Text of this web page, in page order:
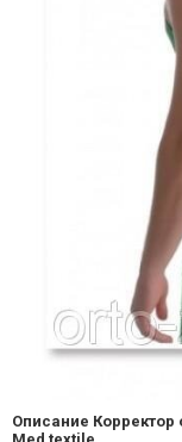
Описание Корректор